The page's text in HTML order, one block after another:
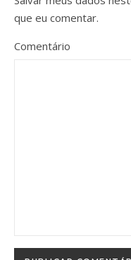
que eu comentar.
Comentário